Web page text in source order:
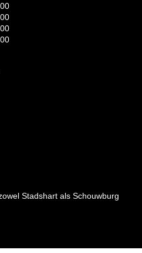
Stadshart als Schouwburg